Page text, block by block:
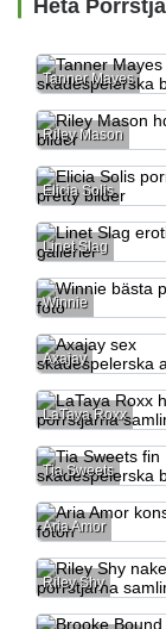
Heta
Tanner Mayes
Riley Mason
Elicia Solis
Linet Slag
Winnie
Axajay
LaTaya Roxx
Tia Sweets
Aria Amor
Riley Shy